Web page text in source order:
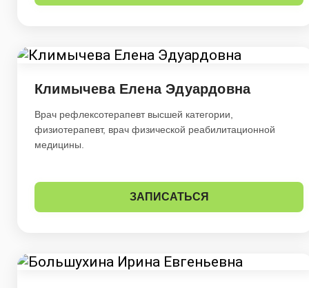
Климычева Елена Эдуардовна
Врач рефлексотерапевт высшей категории,
физиотерапевт, врач физической реабилитационной
медицины.
ЗАПИСАТЬСЯ